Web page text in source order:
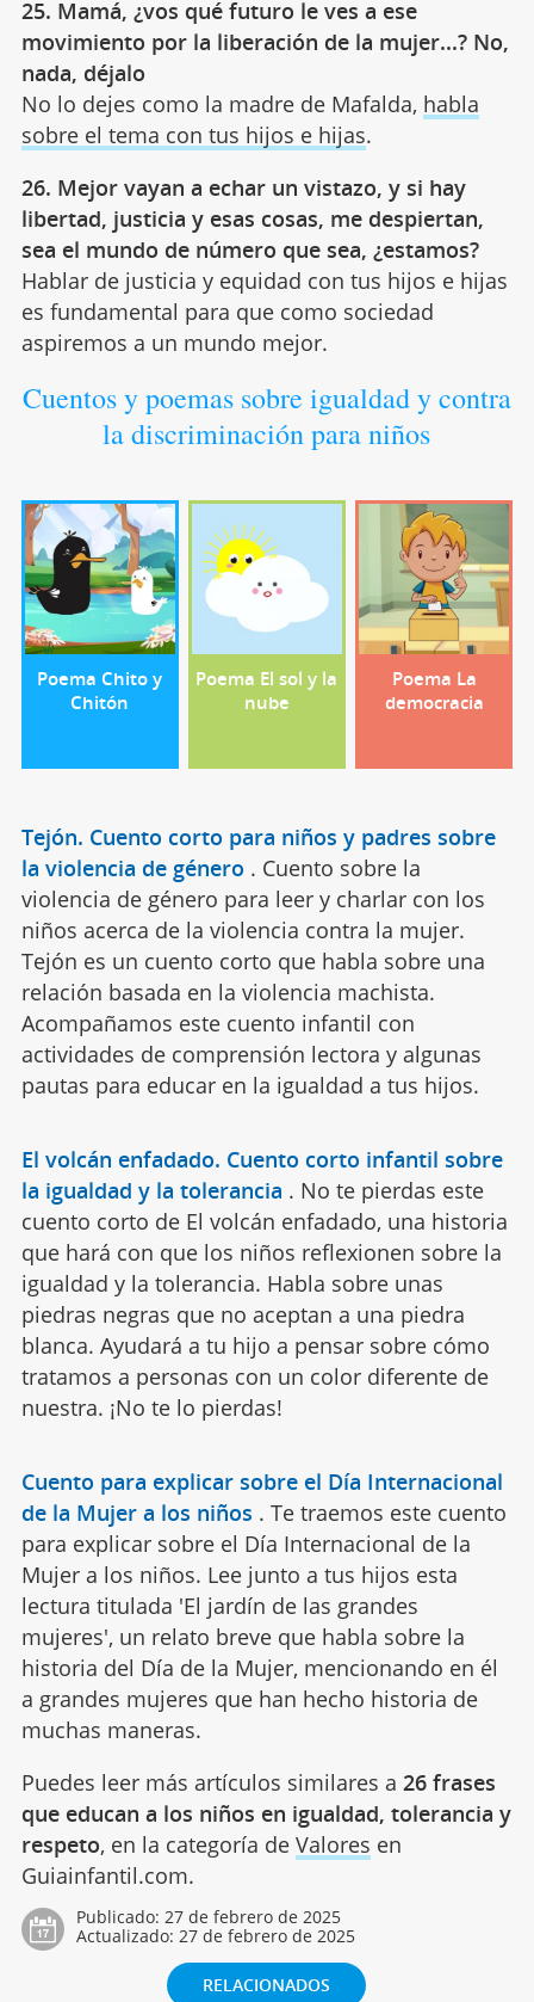
25. Mamá, ¿vos qué futuro le ves a ese
movimiento por la liberación de la mujer...? No,
nada, déjalo
No lo dejes como la madre de Mafalda, habla
sobre el tema con tus hijos e hijas.
26. Mejor vayan a echar un vistazo, y si hay
libertad, justicia y esas cosas, me despiertan,
sea el mundo de número que sea, ¿estamos?
Hablar de justicia y equidad con tus hijos e hijas
es fundamental para que como sociedad
aspiremos a un mundo mejor.
Cuentos y poemas sobre igualdad y contra
la discriminación para niños
Poema Chito y
Chitón
Poema El sol y la
nube
Poema La
democracia
Tejón. Cuento corto para niños y padres sobre
la violencia de género . Cuento sobre la
violencia de género para leer y charlar con los
niños acerca de la violencia contra la mujer.
Tejón es un cuento corto que habla sobre una
relación basada en la violencia machista.
Acompañamos este cuento infantil con
actividades de comprensión lectora y algunas
pautas para educar en la igualdad a tus hijos.
El volcán enfadado. Cuento corto infantil sobre
la igualdad y la tolerancia . No te pierdas este
cuento corto de El volcán enfadado, una historia
que hará con que los niños reflexionen sobre la
igualdad y la tolerancia. Habla sobre unas
piedras negras que no aceptan a una piedra
blanca. Ayudará a tu hijo a pensar sobre cómo
tratamos a personas con un color diferente de
nuestra. ¡No te lo pierdas!
Cuento para explicar sobre el Día Internacional
de la Mujer a los niños . Te traemos este cuento
para explicar sobre el Día Internacional de la
Mujer a los niños. Lee junto a tus hijos esta
lectura titulada 'El jardín de las grandes
mujeres', un relato breve que habla sobre la
historia del Día de la Mujer, mencionando en él
a grandes mujeres que han hecho historia de
muchas maneras.
Puedes leer más artículos similares a 26 frases
que educan a los niños en igualdad, tolerancia y
respeto, en la categoría de Valores en
Guiainfantil.com.
Publicado: 27 de febrero de 2025
Actualizado: 27 de febrero de 2025
RELACIONADOS